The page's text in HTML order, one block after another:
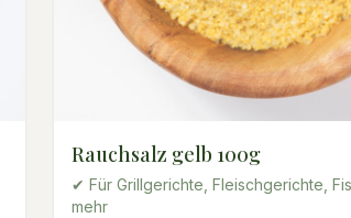
Rauchsalz gelb 100g
✔ Für Grillgerichte, Fleischgerichte,
mehr